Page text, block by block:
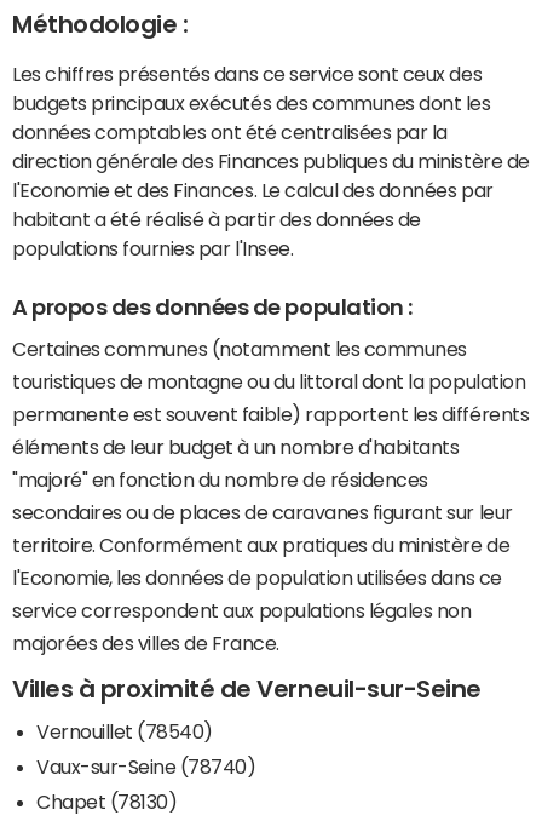
Méthodologie :
Les chiffres présentés dans ce service sont ceux des
budgets principaux exécutés des communes dont les
données comptables ont été centralisées par la
direction générale des Finances publiques du ministère de
l'Economie et des Finances. Le calcul des données par
habitant a été réalisé à partir des données de
populations fournies par l'Insee.
A propos des données de population :
Certaines communes (notamment les communes
touristiques de montagne ou du littoral dont la population
permanente est souvent faible) rapportent les différents
éléments de leur budget à un nombre d'habitants
"majoré" en fonction du nombre de résidences
secondaires ou de places de caravanes figurant sur leur
territoire. Conformément aux pratiques du ministère de
l'Economie, les données de population utilisées dans ce
service correspondent aux populations légales non
majorées des villes de France.
Villes à proximité de Verneuil-sur-Seine
Vernouillet (78540)
Vaux-sur-Seine (78740)
Chapet (78130)